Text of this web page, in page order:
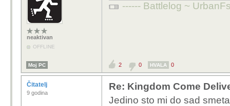
neaktivan
OFFLINE
------ Battlelog ~
Moj PC 2 0 HVALA 0
Čitatelj
9 godina
Re: Kingdom Come
Jedino sto mi do sad